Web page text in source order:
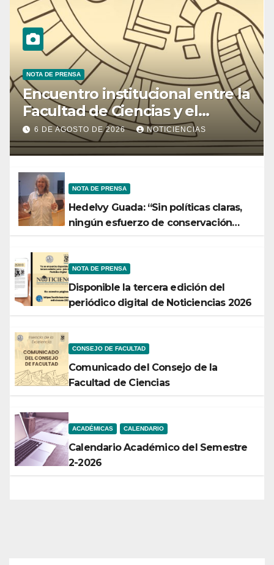
NOTA DE PRENSA
Encuentro institucional entre la
Facultad de Ciencias y el
Ministerio de Ciencia y
Tecnología
6 DE AGOSTO DE 2026 NOTICIENCIAS
NOTA DE PRENSA
Hedelvy Guada: “Sin políticas claras,
ningún esfuerzo de conservación
NOTA DE PRENSA
Disponible la tercera edición del
periódico digital de Noticiencias 2026
CONSEJO DE FACULTAD
Comunicado del Consejo de la
Facultad de Ciencias
ACADÉMICAS CALENDARIO
Calendario Académico del Semestre
2-2026